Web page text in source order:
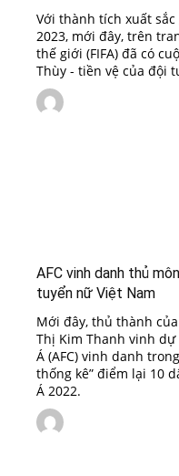
Với thành tích xuất
2023, mới đây, trên
thế giới (FIFA) đã có
Thùy - tiền vệ của đội
AFC vinh danh thủ
tuyển nữ Việt Nam
Mới đây, thủ thành
Thị Kim Thanh vinh
Á (AFC) vinh danh
thống kê” điểm lại 10
Á 2022.